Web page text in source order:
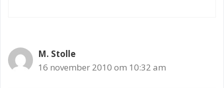
M. Stolle
16 november 2010 om 10:32 am